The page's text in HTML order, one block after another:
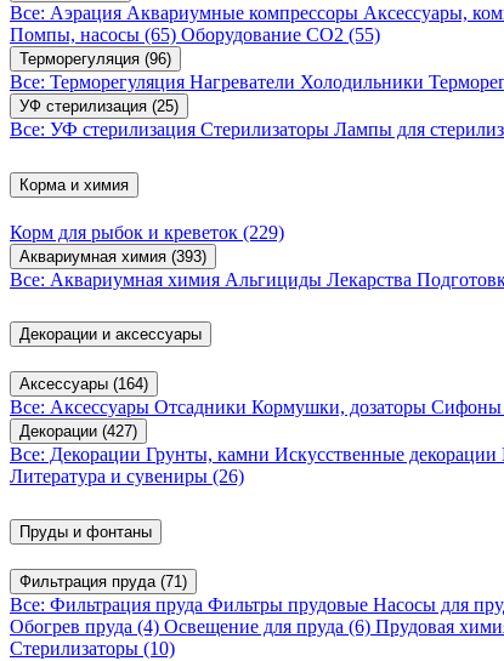
Все: Аэрация Аквариумные компрессоры Аксессуары,
Помпы, насосы (65) Оборудование CO2 (55)
Терморегуляция (96)
Все: Терморегуляция Нагреватели Холодильники
УФ стерилизация (25)
Все: УФ стерилизация Стерилизаторы Лампы для
Корма и химия
Корм для рыбок и креветок (229)
Аквариумная химия (393)
Все: Аквариумная химия Альгициды Лекарства
Декорации и аксессуары
Аксессуары (164)
Все: Аксессуары Отсадники Кормушки, дозаторы Сифоны
Декорации (427)
Все: Декорации Грунты, камни Искусственные декорации
Литература и сувениры (26)
Пруды и фонтаны
Фильтрация пруда (71)
Все: Фильтрация пруда Фильтры прудовые Насосы для
Обогрев пруда (4) Освещение для пруда (6) Прудовая
Стерилизаторы (10)